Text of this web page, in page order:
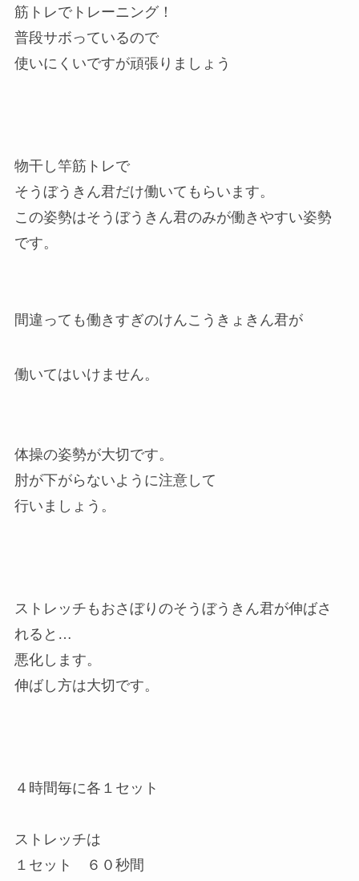
筋トレでトレーニング！
普段サボっているので
使いにくいですが頑張りましょう
物干し竿筋トレで
そうぼうきん君だけ働いてもらいます。
この姿勢はそうぼうきん君のみが働きやすい姿勢
です。
間違っても働きすぎのけんこうきょきん君が
働いてはいけません。
体操の姿勢が大切です。
肘が下がらないように注意して
行いましょう。
ストレッチもおさぼりのそうぼうきん君が伸ばさ
れると…
悪化します。
伸ばし方は大切です。
４時間毎に各１セット
ストレッチは
１セット ６０秒間